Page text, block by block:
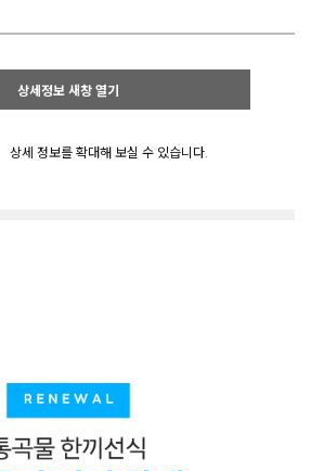
상세정보 새창 열기
상세 정보를 확대해 보실 수 있습니다.